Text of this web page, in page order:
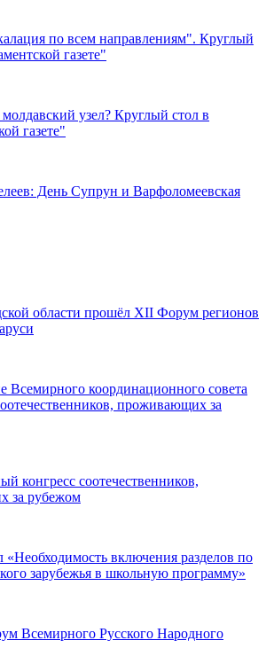
по всем направлениям". Круглый
газете"
узел? Круглый стол в
газете"
День Супрун и Варфоломеевская
области прошёл XII Форум регионов
Всемирного координационного совета
проживающих за
конгресс соотечественников,
за рубежом
«Необходимость включения разделов по
зарубежья в школьную программу»
Всемирного Русского Народного